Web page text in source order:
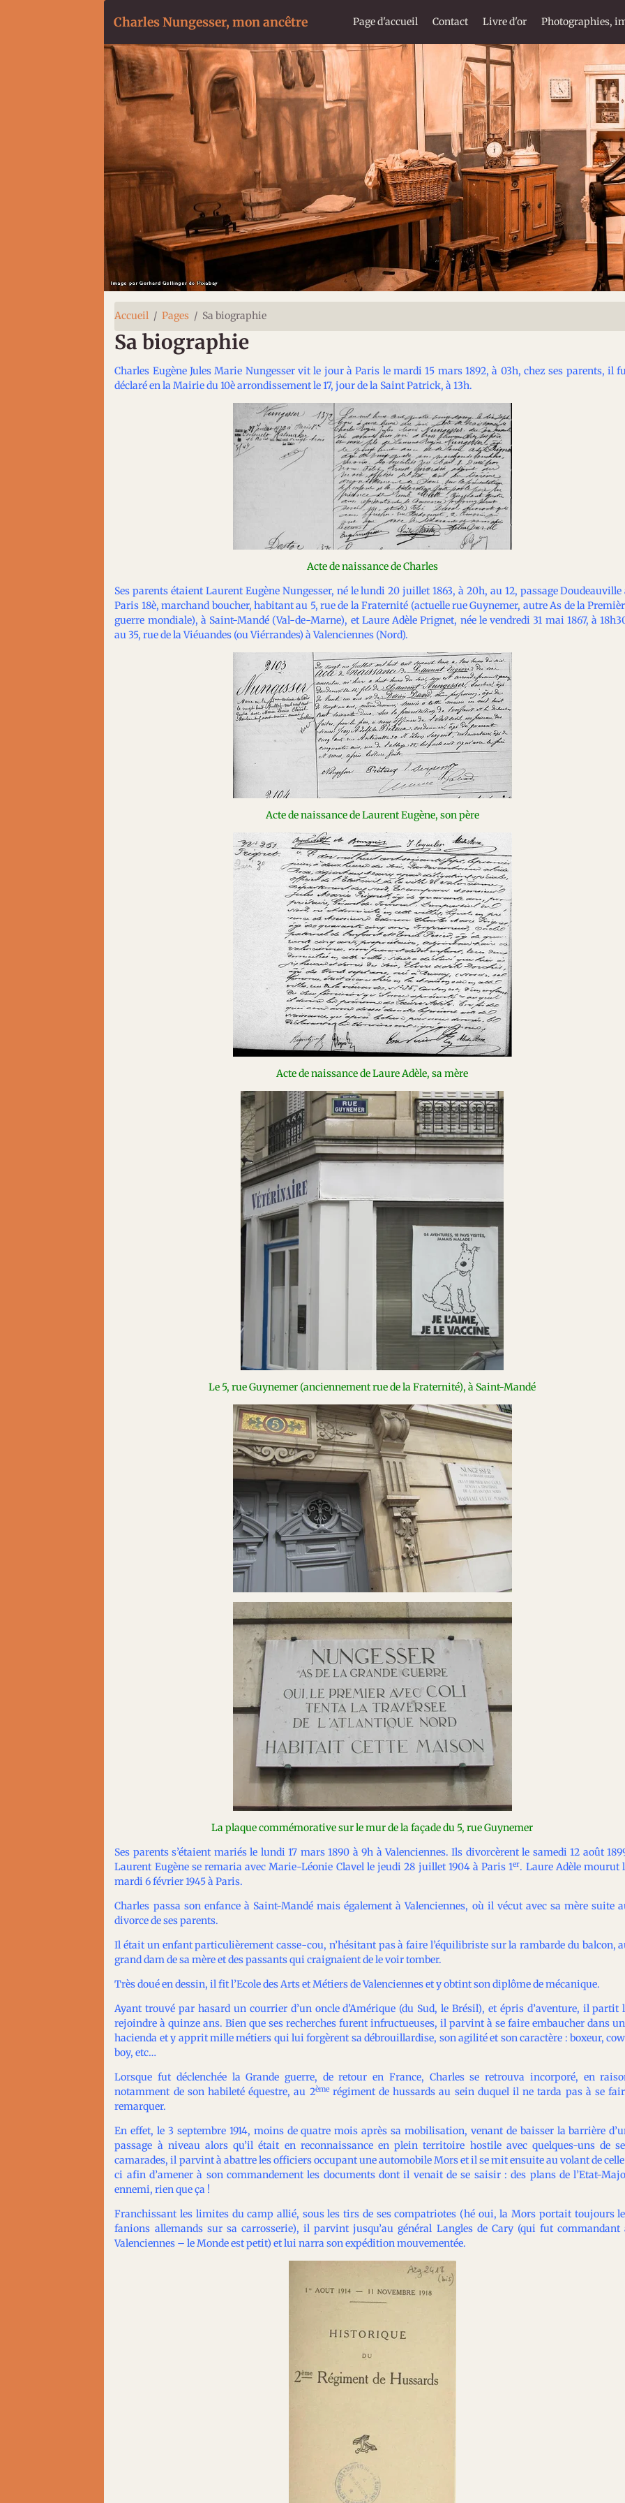
Charles Nungesser, mon ancêtre Page d'accueil Contact Livre d'or Photographies,
Accueil Pages Sa biographie
Sa biographie
Charles Eugène Jules Marie Nungesser vit le jour à Paris le mardi 15 mars 1892, à 03h, chez ses parents, il
déclaré en la Mairie du 10è arrondissement le 17, jour de la Saint Patrick, à 13h.
Acte de naissance de Charles
Ses parents étaient Laurent Eugène Nungesser, né le lundi 20 juillet 1863, à 20h, au 12, passage Doudeauville
Paris 18è, marchand boucher, habitant au 5, rue de la Fraternité (actuelle rue Guynemer, autre As de la
guerre mondiale), à Saint-Mandé (Val-de-Marne), et Laure Adèle Prignet, née le vendredi 31 mai 1867, à
au 35, rue de la Viéuandes (ou Viérrandes) à Valenciennes (Nord).
Acte de naissance de Laurent Eugène, son père
Acte de naissance de Laure Adèle, sa mère
Le 5, rue Guynemer (anciennement rue de la Fraternité), à Saint-Mandé
La plaque commémorative sur le mur de la façade du 5, rue Guynemer
Ses parents s’étaient mariés le lundi 17 mars 1890 à 9h à Valenciennes. Ils divorcèrent le samedi 12 août
Laurent Eugène se remaria avec Marie-Léonie Clavel le jeudi 28 juillet 1904 à Paris 1er. Laure Adèle mourut
mardi 6 février 1945 à Paris.
Charles passa son enfance à Saint-Mandé mais également à Valenciennes, où il vécut avec sa mère suite
divorce de ses parents.
Il était un enfant particulièrement casse-cou, n’hésitant pas à faire l’équilibriste sur la rambarde du balcon,
grand dam de sa mère et des passants qui craignaient de le voir tomber.
Très doué en dessin, il fit l’Ecole des Arts et Métiers de Valenciennes et y obtint son diplôme de mécanique.
Ayant trouvé par hasard un courrier d’un oncle d’Amérique (du Sud, le Brésil), et épris d’aventure, il partit
rejoindre à quinze ans. Bien que ses recherches furent infructueuses, il parvint à se faire embaucher dans
hacienda et y apprit mille métiers qui lui forgèrent sa débrouillardise, son agilité et son caractère : boxeur,
boy, etc…
Lorsque fut déclenchée la Grande guerre, de retour en France, Charles se retrouva incorporé, en
notamment de son habileté équestre, au 2èmerégiment de hussards au sein duquel il ne tarda pas à se
remarquer.
En effet, le 3 septembre 1914, moins de quatre mois après sa mobilisation, venant de baisser la barrière
passage à niveau alors qu’il était en reconnaissance en plein territoire hostile avec quelques-uns de
camarades, il parvint à abattre les officiers occupant une automobile Mors et il se mit ensuite au volant de
ci afin d’amener à son commandement les documents dont il venait de se saisir : des plans de l’Etat-
ennemi, rien que ça !
Franchissant les limites du camp allié, sous les tirs de ses compatriotes (hé oui, la Mors portait toujours
fanions allemands sur sa carrosserie), il parvint jusqu’au général Langles de Cary (qui fut commandant
Valenciennes – le Monde est petit) et lui narra son expédition mouvementée.